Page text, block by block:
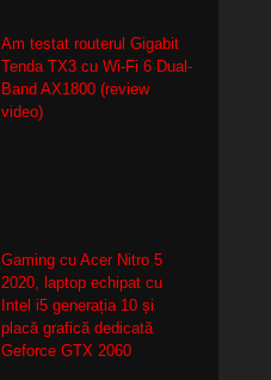
Am testat routerul Gigabit
Tenda TX3 cu Wi-Fi 6 Dual-
Band AX1800 (review
video)
Gaming cu Acer Nitro 5
2020, laptop echipat cu
Intel i5 generația 10 și
placă grafică dedicată
Geforce GTX 2060